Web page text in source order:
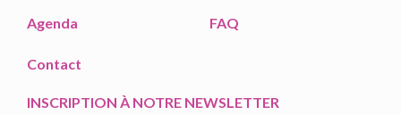
Agenda
Contact
FAQ
INSCRIPTION À NOTRE NEWSLETTER